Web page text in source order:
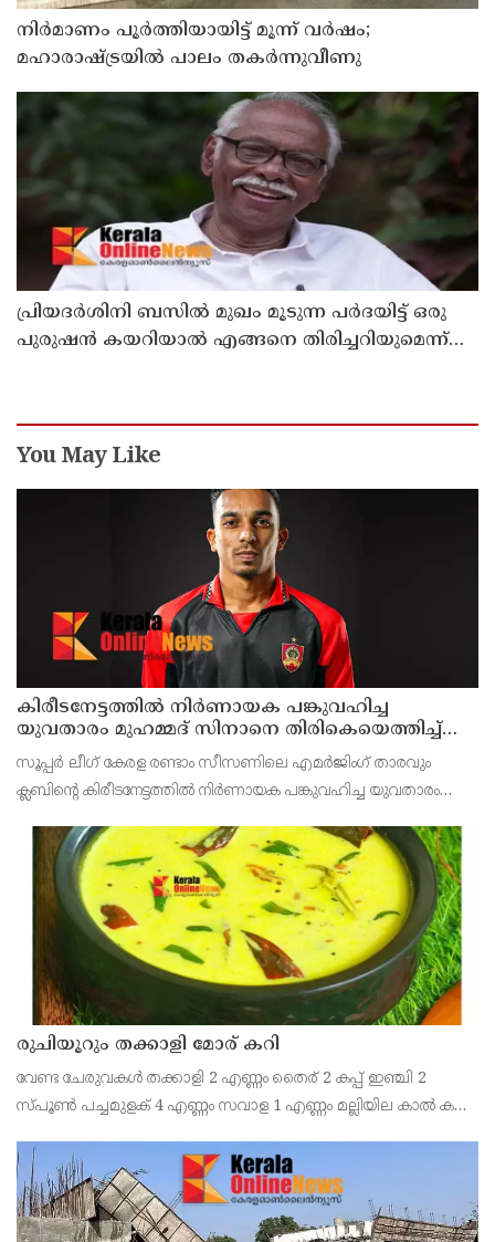
നിർമാണം പൂർത്തിയായിട്ട് മൂന്ന് വർഷം;
മഹാരാഷ്ട്രയിൽ പാലം തകർന്നുവീണു
പ്രിയദർശിനി ബസിൽ മുഖം മൂടുന്ന പർദയിട്ട് ഒരു
പുരുഷൻ കയറിയാൽ എങ്ങനെ തിരിച്ചറിയുമെന്ന്
You May Like
കിരീടനേട്ടത്തില്‍ നിര്‍ണായക പങ്കുവഹിച്ച
യുവതാരം മുഹമ്മദ് സിനാനെ തിരികെയെത്തിച്ച്
കണ്ണൂര്‍ വാരിയേഴ്സ് എഫ്സി
സൂപ്പര്‍ ലീഗ് കേരള രണ്ടാം സീസണിലെ എമര്‍ജിംഗ് താരവും
ക്ലബിന്റെ കിരീടനേട്ടത്തില്‍ നിര്‍ണായക പങ്കുവഹിച്ച യുവതാരം
എഫ്സി. സൂപ്പര്‍ ലീഗ് കിരീട നേട്ടത്തി
രുചിയൂറും തക്കാളി മോര് കറി
വേണ്ട ചേരുവകൾ തക്കാളി 2 എണ്ണം തൈര് 2 കപ്പ് ഇഞ്ചി 2
സ്പൂൺ പച്ചമുളക് 4 എണ്ണം സവാള 1 എണ്ണം മല്ലിയില കാൽ കപ്പ്
കറിവേപ്പില 2 തണ്ട് തയ്യാറാക്കുന്ന വിധം തക്കാ